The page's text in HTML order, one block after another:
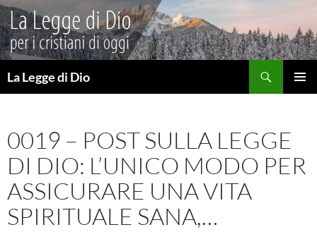
Vai
al
contenuto
La Legge di Dio
0019 – POST SULLA LEGGE
DI DIO: L’UNICO MODO PER
ASSICURARE UNA VITA
SPIRITUALE SANA,…